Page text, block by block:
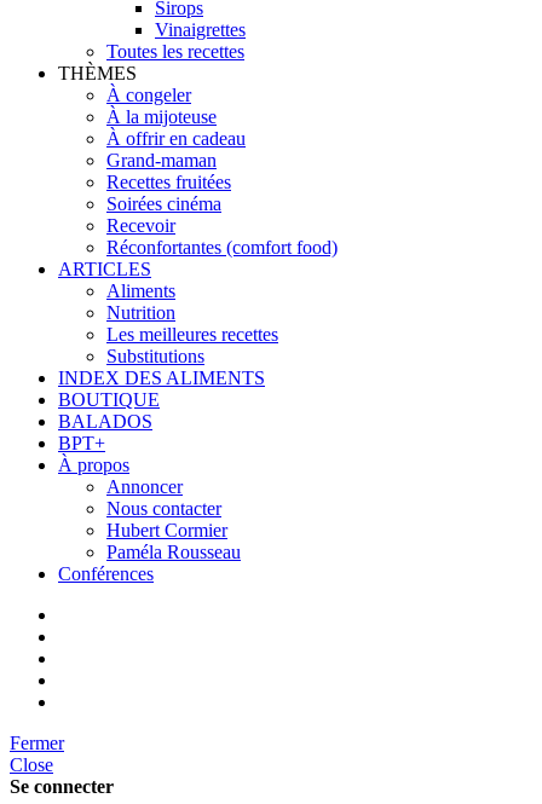
Sirops
Vinaigrettes
Toutes les recettes
THÈMES
À congeler
À la mijoteuse
À offrir en cadeau
Grand-maman
Recettes fruitées
Soirées cinéma
Recevoir
Réconfortantes (comfort food)
ARTICLES
Aliments
Nutrition
Les meilleures recettes
Substitutions
INDEX DES ALIMENTS
BOUTIQUE
BALADOS
BPT+
À propos
Annoncer
Nous contacter
Hubert Cormier
Paméla Rousseau
Conférences
Fermer
Close
Se connecter